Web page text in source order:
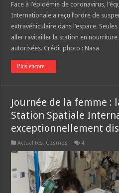
Face à l’épidémie de coronavirus,
Internationale a reçu l’ordre de
extravéhiculaire dans l’espace.
aller ravitailler la station en
autorisées. Crédit photo : Nasa
Plus encore ...
Journée de la femme :
Station Spatiale
exceptionnellement
Actualités, Cosmos 4